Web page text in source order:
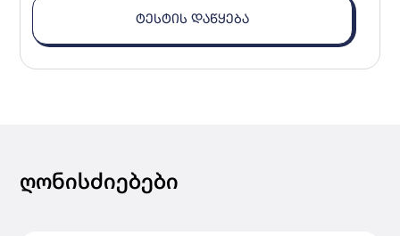
ᲢᲔᲡᲢᲘᲡ ᲓᲐᲬᲧᲔᲑᲐ
ღონისძიებები